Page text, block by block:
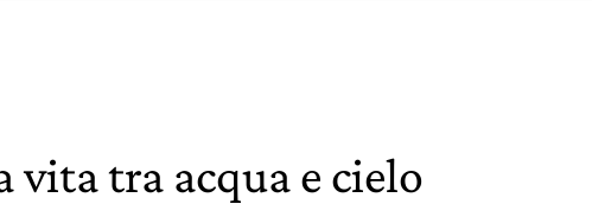
vita tra acqua e cielo